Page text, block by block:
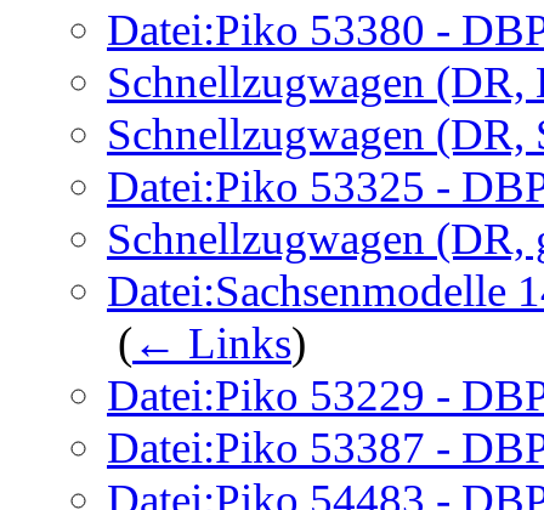
Datei:Piko 53380 -
Schnellzugwagen (DR,
Schnellzugwagen (DR,
Datei:Piko 53325 -
Schnellzugwagen (DR,
Datei:Sachsenmodelle
(← Links)
Datei:Piko 53229 -
Datei:Piko 53387 -
Datei:Piko 54483 -